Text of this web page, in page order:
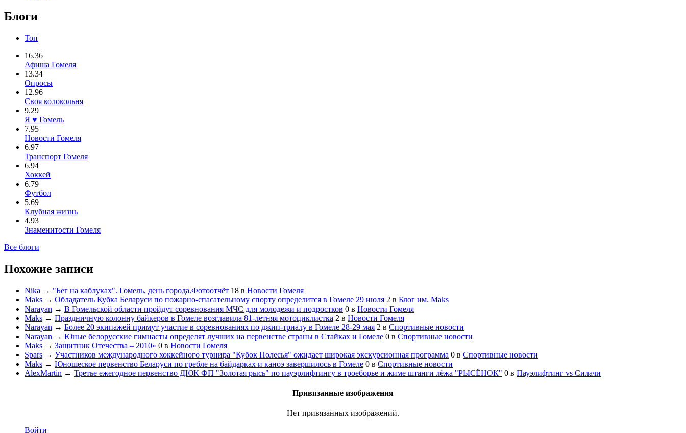
Блоги
Топ
16.36
Афиша Гомеля
13.34
Опросы
12.96
Своя колокольня
9.29
Я ♥ Гомель
7.95
Новости Гомеля
6.97
Транспорт Гомеля
6.94
Хоккей
6.79
Футбол
5.69
Клубная жизнь
4.93
Знаменитости Гомеля
Все блоги
Похожие записи
Nika → "Бег на каблуках". Гомель, день города.Фотоотчёт 18 в Новости Гомеля
Maks → Обладатель Кубка Беларуси по пожарно-спасательному спорту определится в Гомеле 29 июля 2 в Блог им. Maks
Narayan → В Гомельской области пройдут соревнования МЧС для молодежи и подростков 0 в Новости Гомеля
Maks → Праздничную колонну байкеров в Гомеле возглавила 81-летняя мотоциклистка 2 в Новости Гомеля
Narayan → Более 20 экипажей примут участие в соревнованиях по джип-триалу в Гомеле 28-29 мая 2 в Спортивные новости
Narayan → Юные белорусские гимнасты определят лучших на первенстве страны в Стайках и Гомеле 0 в Спортивные новости
Maks → Защитник Отечества – 2010» 0 в Новости Гомеля
Spars → Участников международного хоккейного турнира "Кубок Полесья" ожидает широкая экскурсионная программа 0 в Спортивные новости
Maks → Юношеское первенство Беларуси по гребле на байдарках и каноэ завершилось в Гомеле 0 в Спортивные новости
AlexMartin → Третье ежегодное первенство ДЮК ФП "Золотая рысь" по пауэрлифтингу в троеборье и жиме штанги лёжа "РЫСЁНОК" 0 в Пауэлифтинг vs Силачи
Привязанные изображения
Нет привязанных изображений.
Войти